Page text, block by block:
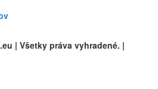
| Všetky práva vyhradené. |